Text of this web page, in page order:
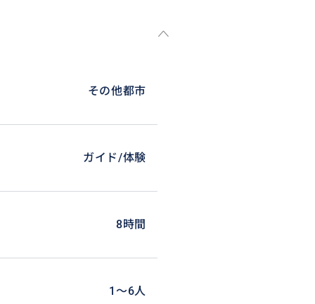
その他都市
ガイド/体験
8時間
1〜6人